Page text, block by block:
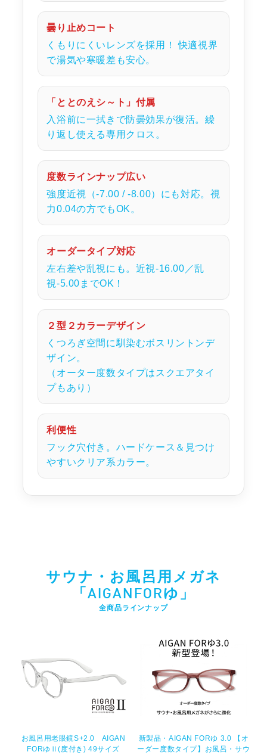
曇り止めコート
くもりにくいレンズを採用！ 快適視界
で湯気や寒暖差も安心。
「ととのえシ～ト」付属
入浴前に一拭きで防曇効果が復活。繰
り返し使える専用クロス。
度数ラインナップ広い
強度近視（-7.00 / -8.00）にも対応。視
力0.04の方でもOK。
オーダータイプ対応
左右差や乱視にも。近視-16.00／乱
視-5.00までOK！
２型２カラーデザイン
くつろぎ空間に馴染むボスリントンデ
ザイン。
（オーター度数タイプはスクエアタイ
プもあり）
利便性
フック穴付き。ハードケース＆見つけ
やすいクリア系カラー。
サウナ・お風呂用メガネ
「AIGANFORゆ」
全商品ラインナップ
お風呂用老眼鏡S+2.0 AIGAN
FORゆⅡ(度付き) 49サイズ
新製品・AIGAN FORゆ 3.0 【オ
ーダー度数タイプ】お風呂・サウ